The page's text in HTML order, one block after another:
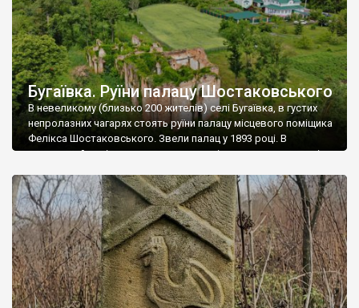
Бугаївка. Руїни палацу Шостаковського
В невеликому (близько 200 жителів) селі Бугаївка, в густих
непролазних чагарях стоять руїни палацу місцевого поміщика
Фелікса Шостаковського. Звели палац у 1893 році. В
радянський період у ньому спочатку містилася школа, потім
століття тут розмістили туберкульозну лікарню. Коли із
палацу виїхала лікарня – ми точно не […]